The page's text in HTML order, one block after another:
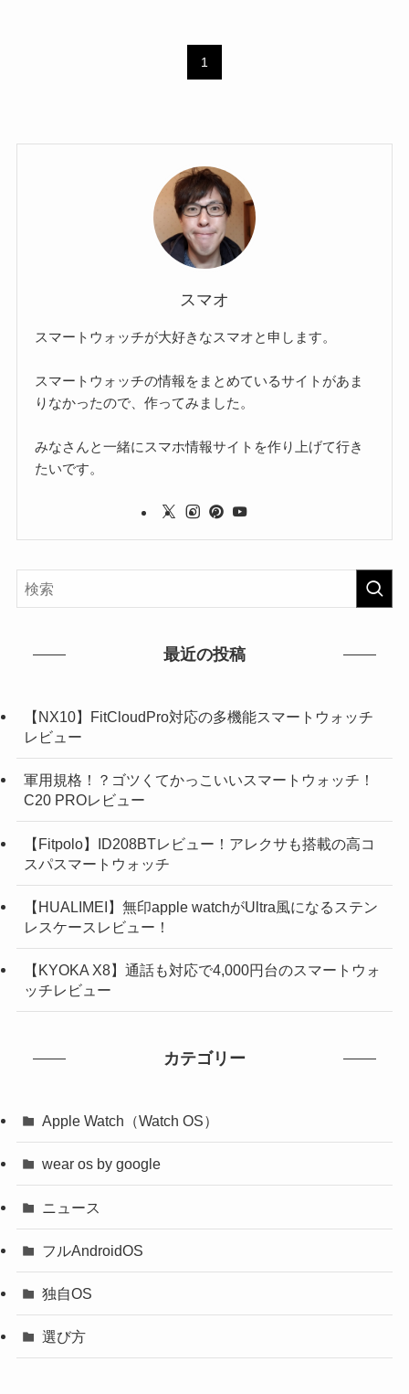
1
スマオ
スマートウォッチが大好きなスマオと申します。
スマートウォッチの情報をまとめているサイトがあま
りなかったので、作ってみました。
みなさんと一緒にスマホ情報サイトを作り上げて行き
たいです。
最近の投稿
【NX10】FitCloudPro対応の多機能スマートウォッチ
レビュー
軍用規格！？ゴツくてかっこいいスマートウォッチ！
C20 PROレビュー
【Fitpolo】ID208BTレビュー！アレクサも搭載の高コ
スパスマートウォッチ
【HUALIMEI】無印apple watchがUltra風になるステン
レスケースレビュー！
【KYOKA X8】通話も対応で4,000円台のスマートウォ
ッチレビュー
カテゴリー
Apple Watch（Watch OS）
wear os by google
ニュース
フルAndroidOS
独自OS
選び方